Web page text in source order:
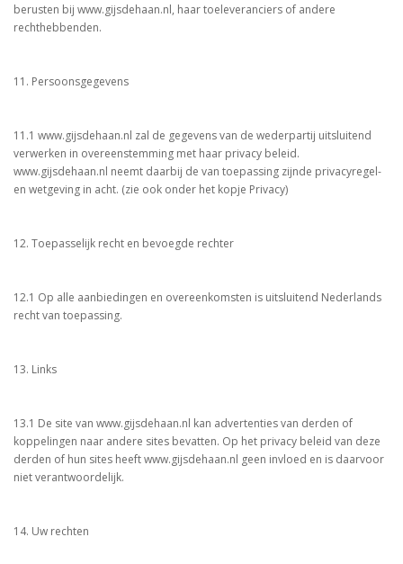
berusten bij www.gijsdehaan.nl, haar toeleveranciers of andere
rechthebbenden.
11. Persoonsgegevens
11.1 www.gijsdehaan.nl zal de gegevens van de wederpartij uitsluitend
verwerken in overeenstemming met haar privacy beleid.
www.gijsdehaan.nl neemt daarbij de van toepassing zijnde privacyregel-
en wetgeving in acht. (zie ook onder het kopje Privacy)
12. Toepasselijk recht en bevoegde rechter
12.1 Op alle aanbiedingen en overeenkomsten is uitsluitend Nederlands
recht van toepassing.
13. Links
13.1 De site van www.gijsdehaan.nl kan advertenties van derden of
koppelingen naar andere sites bevatten. Op het privacy beleid van deze
derden of hun sites heeft www.gijsdehaan.nl geen invloed en is daarvoor
niet verantwoordelijk.
14. Uw rechten